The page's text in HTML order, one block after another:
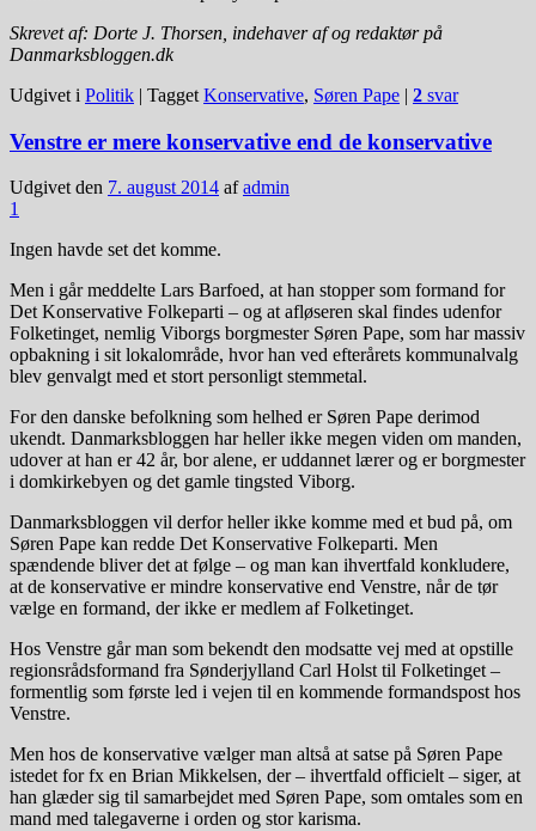
Skrevet af: Dorte J. Thorsen, indehaver af og redaktør på
Danmarksbloggen.dk
Udgivet i Politik | Tagget Konservative, Søren Pape | 2 svar
Venstre er mere konservative end de konservative
Udgivet den 7. august 2014 afadmin
1
Ingen havde set det komme.
Men i går meddelte Lars Barfoed, at han stopper som formand for
Det Konservative Folkeparti – og at afløseren skal findes udenfor
Folketinget, nemlig Viborgs borgmester Søren Pape, som har massiv
opbakning i sit lokalområde, hvor han ved efterårets kommunalvalg
blev genvalgt med et stort personligt stemmetal.
For den danske befolkning som helhed er Søren Pape derimod
ukendt. Danmarksbloggen har heller ikke megen viden om manden,
udover at han er 42 år, bor alene, er uddannet lærer og er borgmester
i domkirkebyen og det gamle tingsted Viborg.
Danmarksbloggen vil derfor heller ikke komme med et bud på, om
Søren Pape kan redde Det Konservative Folkeparti. Men
spændende bliver det at følge – og man kan ihvertfald konkludere,
at de konservative er mindre konservative end Venstre, når de tør
vælge en formand, der ikke er medlem af Folketinget.
Hos Venstre går man som bekendt den modsatte vej med at opstille
regionsrådsformand fra Sønderjylland Carl Holst til Folketinget –
formentlig som første led i vejen til en kommende formandspost hos
Venstre.
Men hos de konservative vælger man altså at satse på Søren Pape
istedet for fx en Brian Mikkelsen, der – ihvertfald officielt – siger, at
han glæder sig til samarbejdet med Søren Pape, som omtales som en
mand med talegaverne i orden og stor karisma.